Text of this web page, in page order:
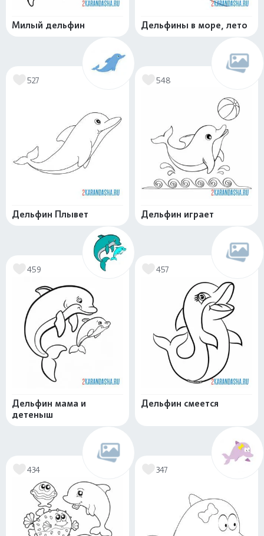
Милый дельфин Дельфины в море, лето
527
Дельфин Плывет
548
Дельфин играет
459
Дельфин мама и
детеныш
457
Дельфин смеется
434 347